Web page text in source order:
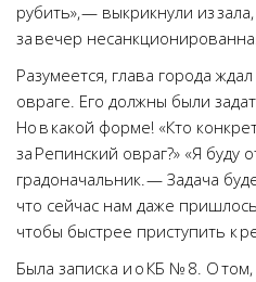
рубить», — выкрикнули из
за вечер
Разумеется, глава города
овраге. Его должны были
Но в какой форме! «Кто
за Репинский овраг?» «Я буду
градоначальник. — Задача
что сейчас нам даже
чтобы быстрее приступить к
Была записка и о КБ № 8. О